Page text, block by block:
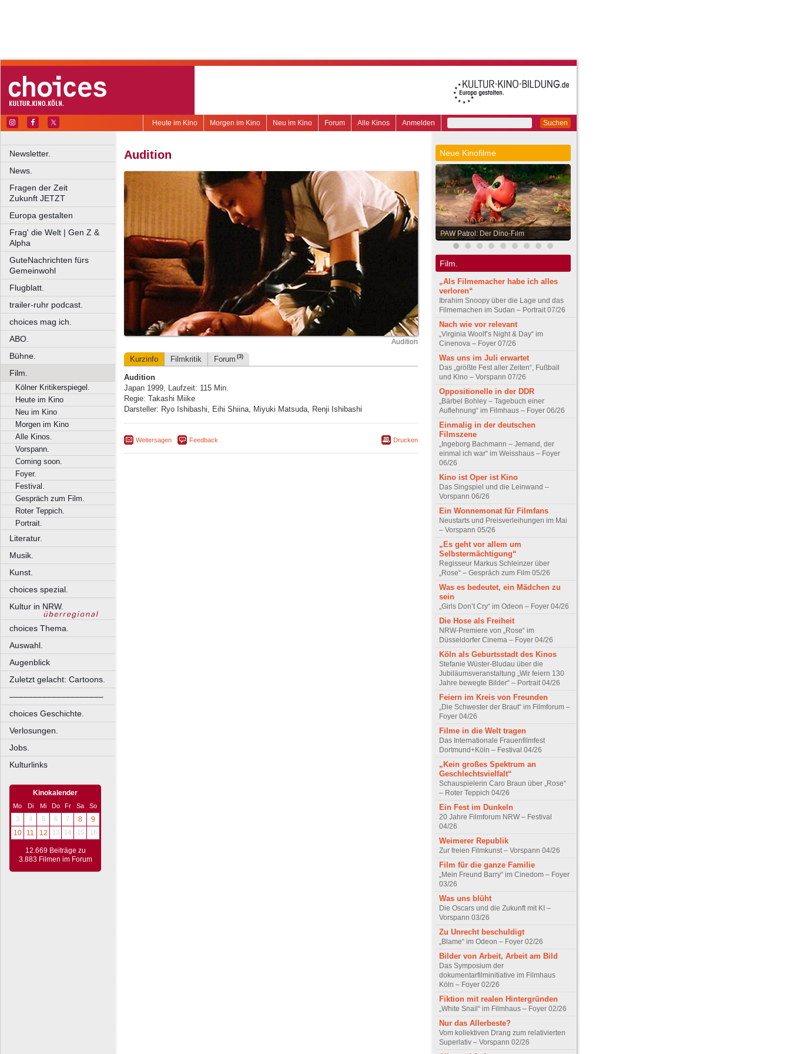
Suchen
Anmelden
Alle Kinos
Forum
Neu im Kino
Morgen im Kino
Heute im Kino
Newsletter.
News.
Fragen der Zeit
Zukunft JETZT
Europa gestalten
Frag' die Welt | Gen Z &
Alpha
GuteNachrichten fürs
Gemeinwohl
Flugblatt.
trailer-ruhr podcast.
choices mag ich.
ABO.
Bühne.
Film.
Kölner Kritikerspiegel.
Heute im Kino
Neu im Kino
Morgen im Kino
Alle Kinos.
Vorspann.
Coming soon.
Foyer.
Festival.
Gespräch zum Film.
Roter Teppich.
Portrait.
Literatur.
Musik.
Kunst.
choices spezial.
Kultur in NRW.
choices Thema.
Auswahl.
Augenblick
Zuletzt gelacht: Cartoons.
––––––––––––––––––––
choices Geschichte.
Verlosungen.
Jobs.
Kulturlinks
Kinokalender
Mo Di Mi Do Fr Sa
So
3
4 5 6 7 8
9
10
11 12 13 14 15 16
12.669 Beiträge zu
3.883 Filmen im Forum
Audition
Audition
Kurzinfo Filmkritik Forum (3)
Audition
Japan 1999, Laufzeit: 115 Min.
Regie: Takashi Miike
Darsteller: Ryo Ishibashi, Eihi Shiina, Miyuki Matsuda, Renji Ishibashi
Weitersagen Feedback Drucken
Neue Kinofilme
PAW Patrol: Der Dino-Film
Film.
„Als Filmemacher habe ich alles
verloren“
Ibrahim Snoopy über die Lage und das
Filmemachen im Sudan – Portrait 07/26
Nach wie vor relevant
„Virginia Woolf’s Night & Day“ im
Cinenova – Foyer 07/26
Was uns im Juli erwartet
Das „größte Fest aller Zeiten“, Fußball
und Kino – Vorspann 07/26
Oppositionelle in der DDR
„Bärbel Bohley – Tagebuch einer
Auflehnung“ im Filmhaus – Foyer 06/26
Einmalig in der deutschen
Filmszene
„Ingeborg Bachmann – Jemand, der
einmal ich war“ im Weisshaus – Foyer
06/26
Kino ist Oper ist Kino
Das Singspiel und die Leinwand –
Vorspann 06/26
Ein Wonnemonat für Filmfans
Neustarts und Preisverleihungen im Mai
– Vorspann 05/26
„Es geht vor allem um
Selbstermächtigung“
Regisseur Markus Schleinzer über
„Rose“ – Gespräch zum Film 05/26
Was es bedeutet, ein Mädchen zu
sein
„Girls Don’t Cry“ im Odeon – Foyer 04/26
Die Hose als Freiheit
NRW-Premiere von „Rose“ im
Düsseldorfer Cinema – Foyer 04/26
Köln als Geburtsstadt des Kinos
Stefanie Wüster-Bludau über die
Jubiläumsveranstaltung „Wir feiern 130
Jahre bewegte Bilder“ – Portrait 04/26
Feiern im Kreis von Freunden
„Die Schwester der Braut“ im Filmforum –
Foyer 04/26
Filme in die Welt tragen
Das Internationale Frauenfilmfest
Dortmund+Köln – Festival 04/26
„Kein großes Spektrum an
Geschlechtsvielfalt“
Schauspielerin Caro Braun über „Rose“
– Roter Teppich 04/26
Ein Fest im Dunkeln
20 Jahre Filmforum NRW – Festival
04/26
Weimerer Republik
Zur freien Filmkunst – Vorspann 04/26
Film für die ganze Familie
„Mein Freund Barry“ im Cinedom – Foyer
03/26
Was uns blüht
Die Oscars und die Zukunft mit KI –
Vorspann 03/26
Zu Unrecht beschuldigt
„Blame“ im Odeon – Foyer 02/26
Bilder von Arbeit, Arbeit am Bild
Das Symposium der
dokumentarfilminitiative im Filmhaus
Köln – Foyer 02/26
Fiktion mit realen Hintergründen
„White Snail“ im Filmhaus – Foyer 02/26
Nur das Allerbeste?
Vom kollektiven Drang zum relativierten
Superlativ – Vorspann 02/26